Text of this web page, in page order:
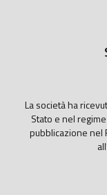
La società ha
Stato e nel
pubblicazione nel